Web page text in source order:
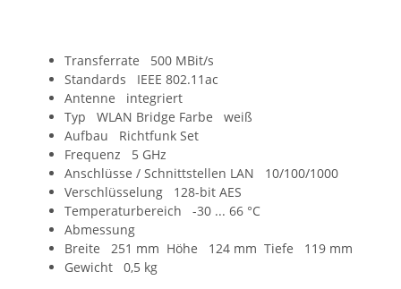
Transferrate 500 MBit/s
Standards IEEE 802.11ac
Antenne integriert
Typ WLAN Bridge Farbe weiß
Aufbau Richtfunk Set
Frequenz 5 GHz
Anschlüsse / Schnittstellen LAN 10/100/1000
Verschlüsselung 128-bit AES
Temperaturbereich -30 ... 66 °C
Abmessung
Breite 251 mm Höhe 124 mm Tiefe 119 mm
Gewicht 0,5 kg